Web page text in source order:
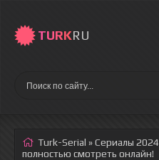
TURKRU
Turk-Serial »Сериалы 2024
полностью смотреть онлайн!